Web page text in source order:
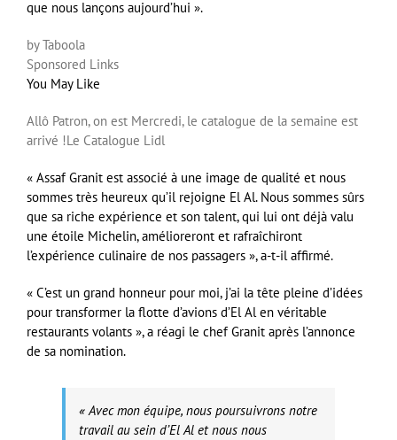
que nous lançons aujourd’hui ».
by Taboola
Sponsored Links
You May Like
Allô Patron, on est Mercredi, le catalogue de la semaine est
arrivé !Le Catalogue Lidl
« Assaf Granit est associé à une image de qualité et nous
sommes très heureux qu’il rejoigne El Al. Nous sommes sûrs
que sa riche expérience et son talent, qui lui ont déjà valu
une étoile Michelin, amélioreront et rafraîchiront
l’expérience culinaire de nos passagers », a-t-il affirmé.
« C’est un grand honneur pour moi, j’ai la tête pleine d’idées
pour transformer la flotte d’avions d’El Al en véritable
restaurants volants », a réagi le chef Granit après l’annonce
de sa nomination.
« Avec mon équipe, nous poursuivrons notre
travail au sein d’El Al et nous nous